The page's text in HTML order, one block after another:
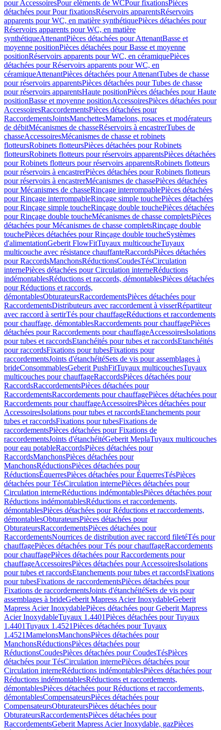
pour AccessoiresPour eléments de WCPour fixationsPièces
détachées pour Pour fixationsRéservoirs apparentsRéservoirs
apparents pour WC, en matière synthétiquePièces détachées pour
Réservoirs apparents pour WC, en matière
synthétiqueAttenantPièces détachées pour AttenantBasse et
moyenne positionPièces détachées pour Basse et moyenne
positionRéservoirs apparents pour WC, en céramiquePièces
détachées pour Réservoirs apparents pour WC, en
céramiqueAttenantPièces détachées pour AttenantTubes de chasse
pour réservoirs apparentsPièces détachées pour Tubes de chasse
pour réservoirs apparentsHaute positionPièces détachées pour Haute
positionBasse et moyenne positionAccessoiresPièces détachées pour
AccessoiresRaccordementsPièces détachées pour
RaccordementsJointsManchettesMamelons, rosaces et modérateurs
de débitMécanismes de chasseRéservoirs à encastrerTubes de
chasseAccessoiresMécanismes de chasse et robinets
flotteursRobinets flotteursPièces détachées pour Robinets
flotteursRobinets flotteurs pour réservoirs apparentsPièces détachées
pour Robinets flotteurs pour réservoirs apparentsRobinets flotteurs
pour réservoirs à encastrerPièces détachées pour Robinets flotteurs
pour réservoirs à encastrerMécanismes de chassePièces détachées
pour Mécanismes de chasseRinçage interrompablePièces détachées
pour Rinçage interrompableRinçage simple touchePièces détachées
pour Rinçage simple toucheRinçage double touchePièces détachées
pour Rinçage double toucheMécanismes de chasse completsPièces
détachées pour Mécanismes de chasse completsRinçage double
touchePièces détachées pour Rinçage double toucheSystèmes
d'alimentationGeberit FlowFitTuyaux multicoucheTuyaux
multicouche avec résistance chauffanteRaccordsPièces détachées
pour RaccordsManchonsRéductionsCoudesTésCirculation
internePièces détachées pour Circulation interneRéductions
indémontablesRéductions et raccords, démontablesPièces détachées
pour Réductions et raccords,
démontablesObturateursRaccordementsPièces détachées pour
RaccordementsDistributeurs avec raccordement à visserRépartiteur
avec raccord à sertirTés pour chauffageRéductions et raccordements
pour chauffage, démontablesRaccordements pour chauffagePièces
détachées pour Raccordements pour chauffageAccessoiresIsolations
pour tubes et raccordsEtanchéités pour tubes et raccordsEtanchéités
pour raccordsFixations pour tubesFixations pour
raccordementsJoints d'étanchéitéSets de vis pour assemblages à
brideConsommablesGeberit PushFitTuyaux multicouchesTuyaux
multicouches pour chauffageRaccordsPièces détachées pour
RaccordsRaccordementsPièces détachées pour
RaccordementsRaccordements pour chauffagePièces détachées pour
Raccordements pour chauffageAccessoiresPièces détachées pour
AccessoiresIsolations pour tubes et raccordsEtanchements pour
tubes et raccordsFixations pour tubesFixations de
raccordementsPièces détachées pour Fixations de
raccordementsJoints d'étanchéitéGeberit MeplaTuyaux multicouches
pour eau potableRaccordsPièces détachées pour
RaccordsManchonsPièces détachées pour
ManchonsRéductionsPièces détachées pour
RéductionsÉquerresPièces détachées pour ÉquerresTésPièces
détachées pour TésCirculation internePièces détachées pour
Circulation interneRéductions indémontablesPièces détachées pour
Réductions indémontablesRéductions et raccordements,
démontablesPièces détachées pour Réductions et raccordements,
démontablesObturateursPièces détachées pour
ObturateursRaccordementsPièces détachées pour
RaccordementsNourrices de distribution avec raccord filetéTés pour
chauffagePièces détachées pour Tés pour chauffageRaccordements
pour chauffagePièces détachées pour Raccordements pour
chauffageAccessoiresPièces détachées pour AccessoiresIsolations
pour tubes et raccordsEtanchements pour tubes et raccordsFixations
pour tubesFixations de raccordementsPièces détachées pour
Fixations de raccordementsJoints d'étanchéitéSets de vis pour
assemblages à brideGeberit Mapress Acier InoxydableGeberit
Mapress Acier InoxydablePièces détachées pour Geberit Mapress
Acier InoxydableTuyaux 1.4401Pièces détachées pour Tuyaux
1.4401Tuyaux 1.4521Pièces détachées pour Tuyaux
1.4521MamelonsManchonsPièces détachées pour
ManchonsRéductionsPièces détachées pour
RéductionsCoudesPièces détachées pour CoudesTésPièces
détachées pour TésCirculation internePièces détachées pour
Circulation interneRéductions indémontablesPièces détachées pour
Réductions indémontablesRéductions et raccordements,
démontablesPièces détachées pour Réductions et raccordements,
démontablesCompensateursPièces détachées pour
CompensateursObturateursPièces détachées pour
ObturateursRaccordementsPièces détachées pour
RaccordementsGeberit Mapress Acier Inoxydable, gazPièces